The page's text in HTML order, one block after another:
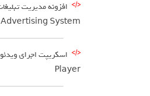
Advertising System
Player